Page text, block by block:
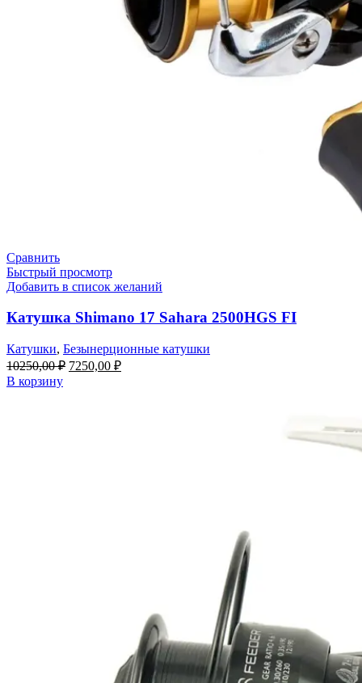
Сравнить
Быстрый просмотр
Добавить в список желаний
Катушка Shimano 17 Sahara 2500HGS FI
Катушки, Безынерционные катушки
10250,00₽ 7250,00 ₽
В корзину